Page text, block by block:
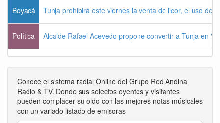
Boyacá Tunja prohibirá este viernes la venta de licor, el uso de
Política Alcalde Rafael Acevedo propone convertir a Tunja en
Conoce el sistema radial Online del Grupo Red Andina
Radio & TV. Donde sus selectos oyentes y visitantes
pueden complacer su oido con las mejores notas músicales
con un variado listado de emisoras